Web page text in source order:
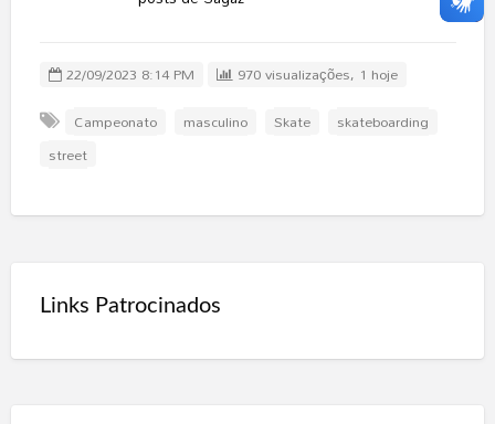
22/09/2023 8:14 PM
970 visualizações, 1 hoje
Campeonato
masculino Skate
skateboarding
street
Links Patrocinados